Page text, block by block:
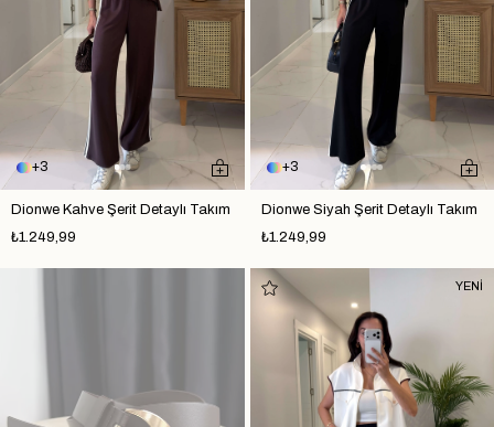
3
Dionwe Kahve Şerit Detaylı Takım
₺1.249,99
3
Dionwe Siyah Şerit Detaylı Takım
₺1.249,99
YENİ